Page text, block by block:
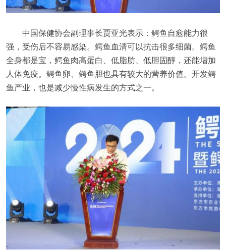
中国保健协会副理事长贾亚光表示：鳄鱼自愈能力很
强，受伤后不容易感染。鳄鱼血清可以抗击很多细菌。鳄鱼
全身都是宝，鳄鱼肉高蛋白、低脂肪、低胆固醇，还能增加
人体免疫。鳄鱼卵、鳄鱼胆也具有较大的营养价值。开发鳄
鱼产业，也是减少慢性病发生的方式之一。